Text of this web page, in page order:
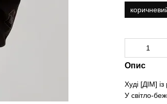
Опис
Худі [ДІМ]
У світло-